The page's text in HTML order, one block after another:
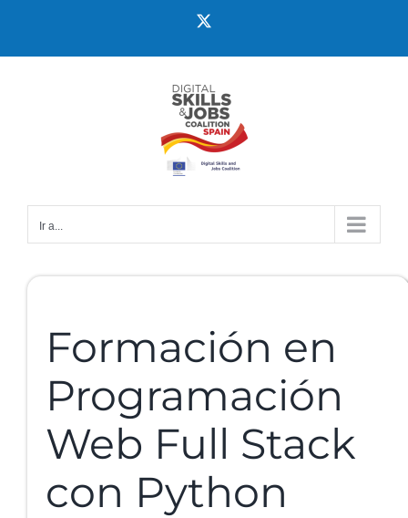
Ir a...
Formación en
Programación
Web Full Stack
con Python